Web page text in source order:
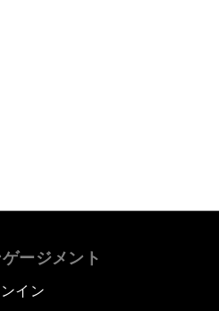
ージメント
イン